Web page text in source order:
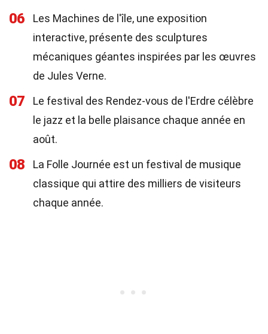
06
Les Machines de l'île, une exposition
interactive, présente des sculptures
mécaniques géantes inspirées par les œuvres
de Jules Verne.
07
Le festival des Rendez-vous de l'Erdre célèbre
le jazz et la belle plaisance chaque année en
août.
08
La Folle Journée est un festival de musique
classique qui attire des milliers de visiteurs
chaque année.